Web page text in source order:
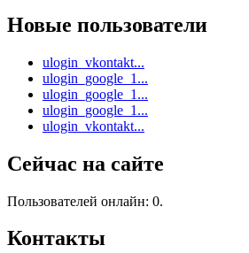
Новые пользователи
ulogin_vkontakt...
ulogin_google_1...
ulogin_google_1...
ulogin_google_1...
ulogin_vkontakt...
Сейчас на сайте
Пользователей онлайн: 0.
Контакты